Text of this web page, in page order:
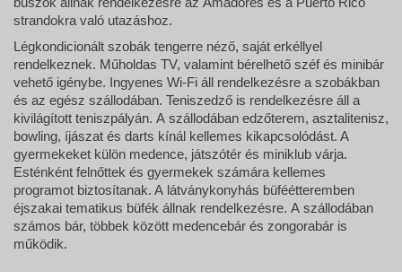
strandokra való utazáshoz.
Légkondicionált szobák tengerre néző, saját erkéllyel
rendelkeznek. Műholdas TV, valamint bérelhető széf és minibár
vehető igénybe. Ingyenes Wi-Fi áll rendelkezésre a szobákban
és az egész szállodában. Teniszedző is rendelkezésre áll a
kivilágított teniszpályán. A szállodában edzőterem, asztalitenisz,
bowling, íjászat és darts kínál kellemes kikapcsolódást. A
gyermekeket külön medence, játszótér és miniklub várja.
Esténként felnőttek és gyermekek számára kellemes
programot biztosítanak. A látványkonyhás büféétteremben
éjszakai tematikus büfék állnak rendelkezésre. A szállodában
számos bár, többek között medencebár és zongorabár is
működik.